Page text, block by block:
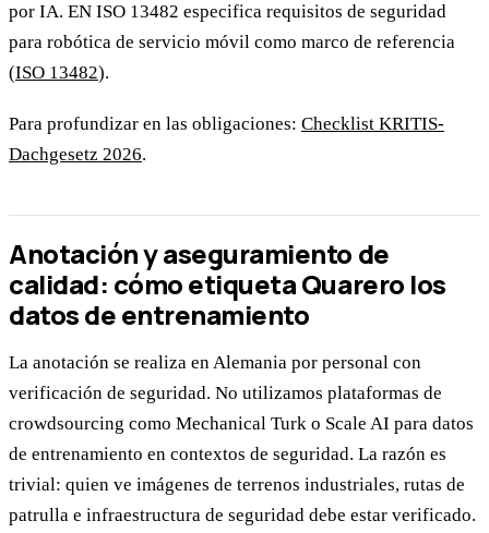
por IA. EN ISO 13482 especifica requisitos de seguridad
para robótica de servicio móvil como marco de referencia
(ISO 13482).
Para profundizar en las obligaciones: Checklist KRITIS-
Dachgesetz 2026.
Anotación y aseguramiento de
calidad: cómo etiqueta Quarero los
datos de entrenamiento
La anotación se realiza en Alemania por personal con
verificación de seguridad. No utilizamos plataformas de
crowdsourcing como Mechanical Turk o Scale AI para datos
de entrenamiento en contextos de seguridad. La razón es
trivial: quien ve imágenes de terrenos industriales, rutas de
patrulla e infraestructura de seguridad debe estar verificado.